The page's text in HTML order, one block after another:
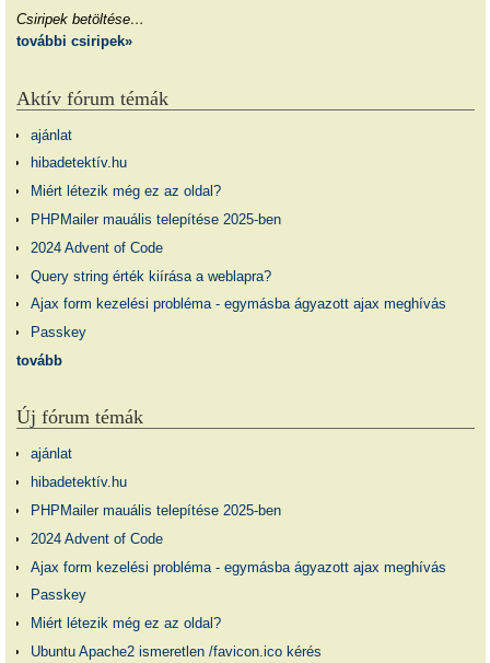
Csiripek betöltése…
további csiripek»
Aktív fórum témák
ajánlat
hibadetektív.hu
Miért létezik még ez az oldal?
PHPMailer mauális telepítése 2025-ben
2024 Advent of Code
Query string érték kiírása a weblapra?
Ajax form kezelési probléma - egymásba ágyazott ajax meghívás
Passkey
tovább
Új fórum témák
ajánlat
hibadetektív.hu
PHPMailer mauális telepítése 2025-ben
2024 Advent of Code
Ajax form kezelési probléma - egymásba ágyazott ajax meghívás
Passkey
Miért létezik még ez az oldal?
Ubuntu Apache2 ismeretlen /favicon.ico kérés